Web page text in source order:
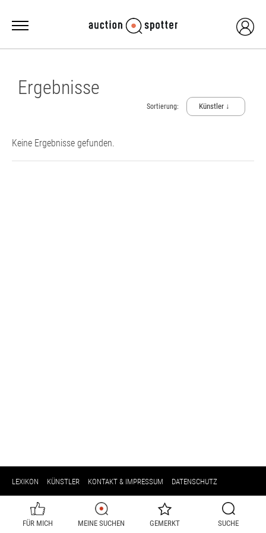
Ergebnisse
Sortierung: Künstler ↓
Keine Ergebnisse gefunden.
LEXIKON KÜNSTLER KONTAKT & IMPRESSUM DATENSCHUTZ
FÜR MICH MEINE SUCHEN GEMERKT SUCHE